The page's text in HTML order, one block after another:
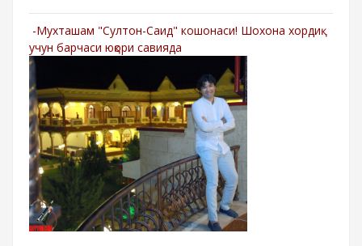
-Мухташам "Султон-Саид" кошонаси! Шохона хордиқ
учун барчаси юқори савияда